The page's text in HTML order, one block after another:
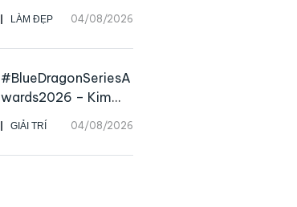
LÀM ĐẸP 04/08/2026
“hack” tuổi như các
nữ minh tinh hàng
đầu
GIẢI TRÍ 04/08/2026
#BlueDragonSeriesA
wards2026 – Kim
Go Eun chiến thắng
Daesang, niềm vui
nhân đôi của Park Bo